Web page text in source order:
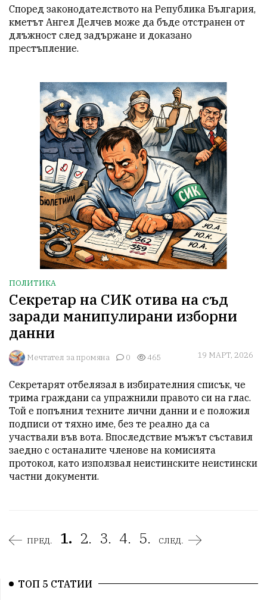
Според законодателството на Република България,
кметът Ангел Делчев може да бъде отстранен от
длъжност след задържане и доказано
престъпление.
ПОЛИТИКА
Секретар на СИК отива на съд
заради манипулирани изборни
данни
Мечтател за промяна 0 465 19 МАРТ, 2026
Секретарят отбелязал в избирателния списък, че
трима граждани са упражнили правото си на глас.
Той е попълнил техните лични данни и е положил
подписи от тяхно име, без те реално да са
участвали във вота. Впоследствие мъжът съставил
заедно с останалите членове на комисията
протокол, като използвал неистинските неистински
частни документи.
ПРЕД. 1. 2. 3. 4. 5. СЛЕД.
ТОП 5 СТАТИИ